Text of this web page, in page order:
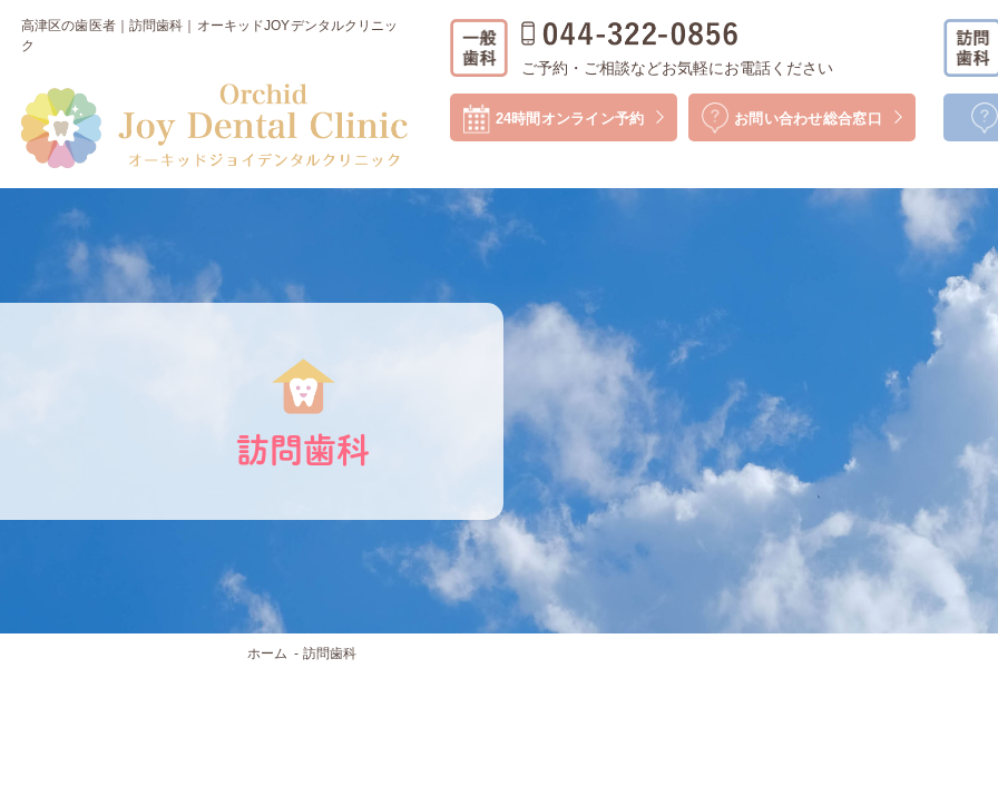
高津区の歯医者｜訪問歯科｜オーキッドJOYデンタルクリニッ
ク
ご予約・ご相談などお気軽にお電話ください
24時間 オンライン予約 お問い合わせ総合窓口
訪問歯科
ホーム 訪問歯科